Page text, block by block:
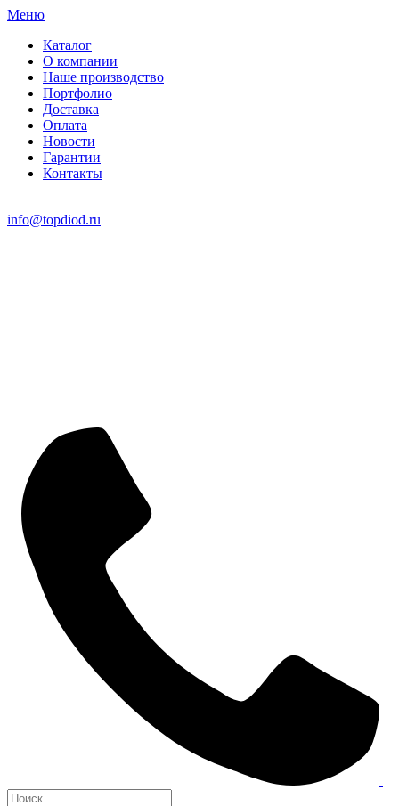
Меню
Каталог
О компании
Наше производство
Портфолио
Доставка
Оплата
Новости
Гарантии
Контакты
info@topdiod.ru